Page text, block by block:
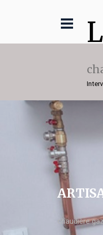
chaudière